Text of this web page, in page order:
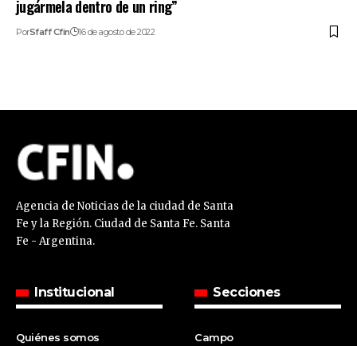
jugármela dentro de un ring”
PorSfaff Cfin 16 de agosto de 2022
Agencia de Noticias de la ciudad de Santa
Fe y la Región. Ciudad de Santa Fe. Santa
Fe - Argentina.
Institucional
Quiénes somos
Secciones
Campo